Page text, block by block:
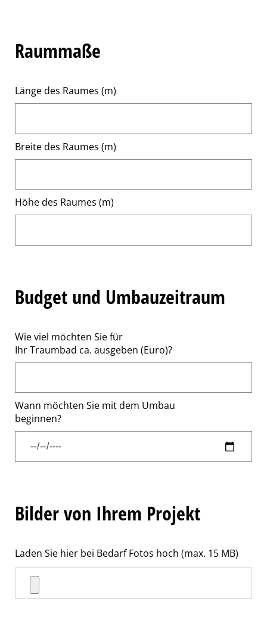
Raummaße
Länge des Raumes (m)
Breite des Raumes (m)
Höhe des Raumes (m)
Budget und Umbauzeitraum
Wie viel möchten Sie für
Ihr Traumbad ca. ausgeben (Euro)?
Wann möchten Sie mit dem Umbau
beginnen?
Bilder von Ihrem Projekt
Laden Sie hier bei Bedarf Fotos hoch (max. 15 MB)